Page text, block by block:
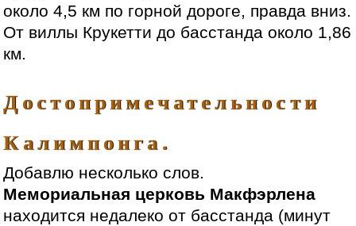
около 4,5 км по горной дороге, правда вниз.
От виллы Крукетти до басстанда около 1,86
км.
Достопримечательности
Калимпонга.
Добавлю несколько слов.
Мемориальная церковь Макфэрлена
находится недалеко от басстанда (минут